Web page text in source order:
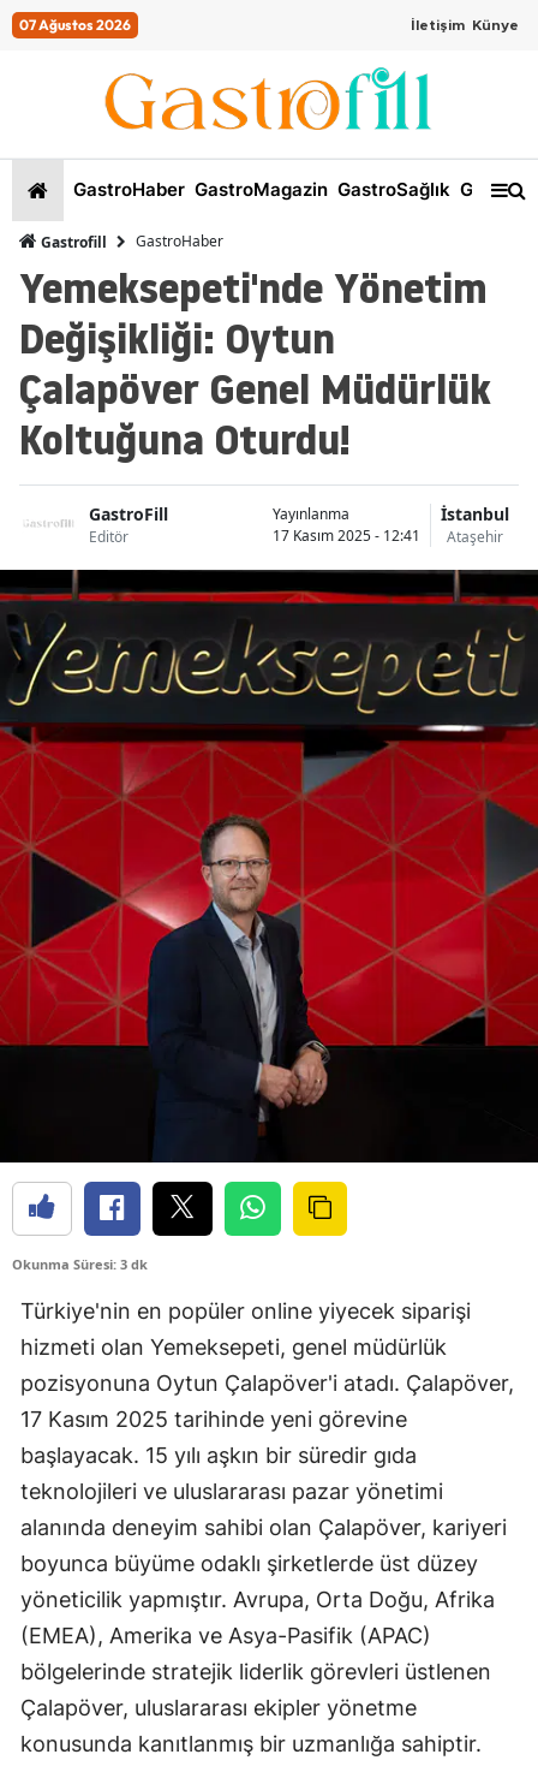
07 Ağustos 2026 İletişim Künye
GastroHaber GastroMagazin GastroSağlık
Gastrofill GastroHaber
Yemeksepeti'nde Yönetim
Değişikliği: Oytun
Çalapöver Genel Müdürlük
Koltuğuna Oturdu!
GastroFill
Editör
Yayınlanma
17 Kasım 2025 - 12:41
İstanbul
Ataşehir
Okunma Süresi: 3 dk
Türkiye'nin en popüler online yiyecek siparişi
hizmeti olan Yemeksepeti, genel müdürlük
pozisyonuna Oytun Çalapöver'i atadı. Çalapöver,
17 Kasım 2025 tarihinde yeni görevine
başlayacak. 15 yılı aşkın bir süredir gıda
teknolojileri ve uluslararası pazar yönetimi
alanında deneyim sahibi olan Çalapöver, kariyeri
boyunca büyüme odaklı şirketlerde üst düzey
yöneticilik yapmıştır. Avrupa, Orta Doğu, Afrika
(EMEA), Amerika ve Asya-Pasifik (APAC)
bölgelerinde stratejik liderlik görevleri üstlenen
Çalapöver, uluslararası ekipler yönetme
konusunda kanıtlanmış bir uzmanlığa sahiptir.